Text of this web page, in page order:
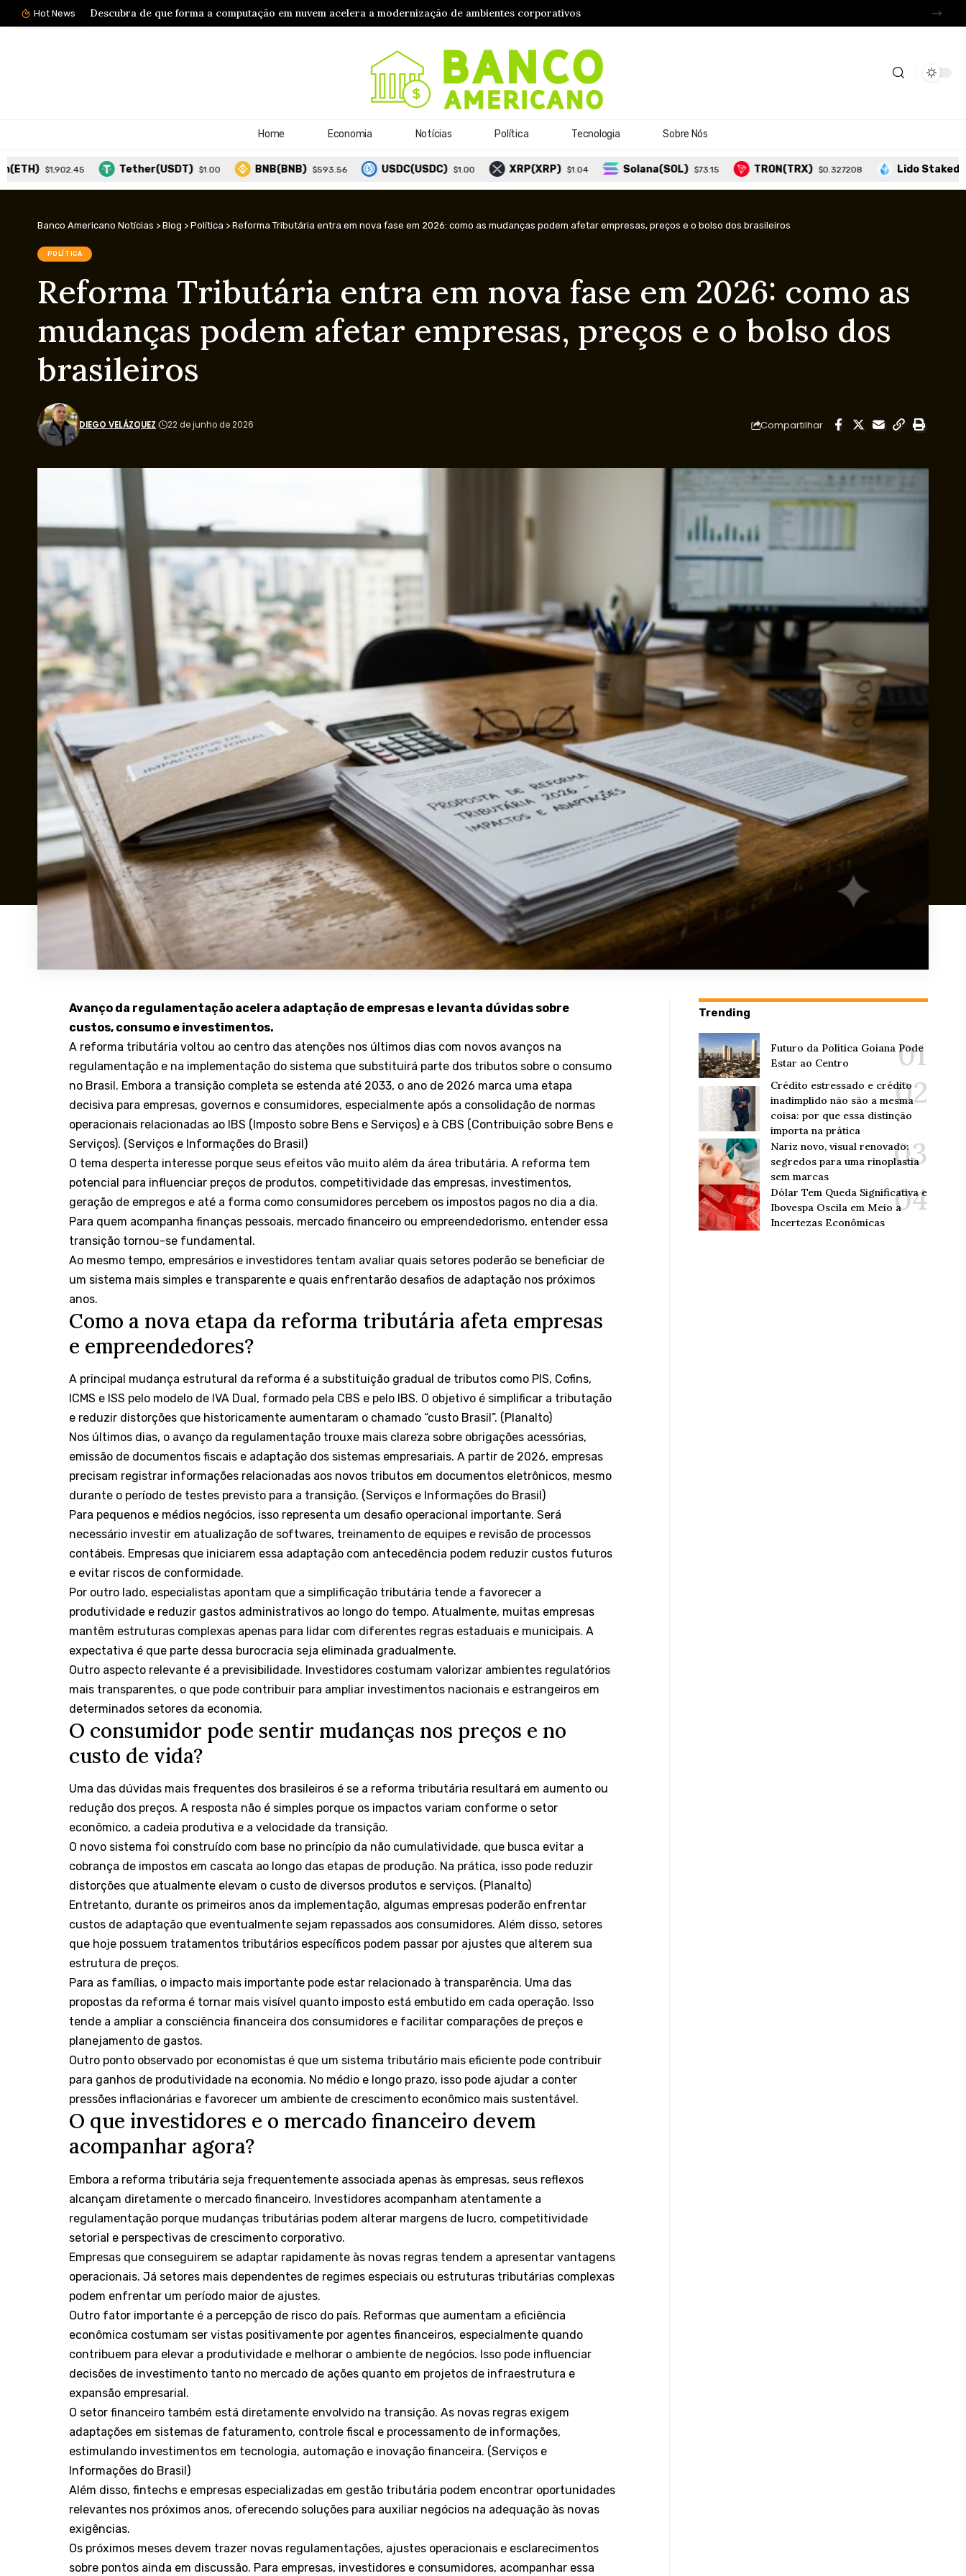
Hot News Planejamento estratégico empresarial: como empresas conectam decisões financeiras e crescimento sustentável?
Home Economia Notícias Política Tecnologia Sobre Nós
Tether(USDT) $1.00 BNB(BNB) $593.56 USDC(USDC) $1.00 XRP(XRP) $1.04 Solana(SOL) $73.15 TRON(TRX) $0.327208 Lido Staked
Banco Americano Notícias > Blog > Política > Reforma Tributária entra em nova fase em 2026: como as mudanças podem afetar empresas, preços e o bolso dos brasileiros
POLÍTICA
Reforma Tributária entra em nova fase em 2026: como as
mudanças podem afetar empresas, preços e o bolso dos
brasileiros
DIEGO VELÁZQUEZ 22 de junho de 2026 Compartilhar
Avanço da regulamentação acelera adaptação de empresas e levanta dúvidas sobre
custos, consumo e investimentos.
A reforma tributária voltou ao centro das atenções nos últimos dias com novos avanços na
regulamentação e na implementação do sistema que substituirá parte dos tributos sobre o consumo
no Brasil. Embora a transição completa se estenda até 2033, o ano de 2026 marca uma etapa
decisiva para empresas, governos e consumidores, especialmente após a consolidação de normas
operacionais relacionadas ao IBS (Imposto sobre Bens e Serviços) e à CBS (Contribuição sobre Bens e
Serviços). (Serviços e Informações do Brasil)
O tema desperta interesse porque seus efeitos vão muito além da área tributária. A reforma tem
potencial para influenciar preços de produtos, competitividade das empresas, investimentos,
geração de empregos e até a forma como consumidores percebem os impostos pagos no dia a dia.
Para quem acompanha finanças pessoais, mercado financeiro ou empreendedorismo, entender essa
transição tornou-se fundamental.
Ao mesmo tempo, empresários e investidores tentam avaliar quais setores poderão se beneficiar de
um sistema mais simples e transparente e quais enfrentarão desafios de adaptação nos próximos
anos.
Como a nova etapa da reforma tributária afeta empresas
e empreendedores?
A principal mudança estrutural da reforma é a substituição gradual de tributos como PIS, Cofins,
ICMS e ISS pelo modelo de IVA Dual, formado pela CBS e pelo IBS. O objetivo é simplificar a tributação
e reduzir distorções que historicamente aumentaram o chamado “custo Brasil”. (Planalto)
Nos últimos dias, o avanço da regulamentação trouxe mais clareza sobre obrigações acessórias,
emissão de documentos fiscais e adaptação dos sistemas empresariais. A partir de 2026, empresas
precisam registrar informações relacionadas aos novos tributos em documentos eletrônicos, mesmo
durante o período de testes previsto para a transição. (Serviços e Informações do Brasil)
Para pequenos e médios negócios, isso representa um desafio operacional importante. Será
necessário investir em atualização de softwares, treinamento de equipes e revisão de processos
contábeis. Empresas que iniciarem essa adaptação com antecedência podem reduzir custos futuros
e evitar riscos de conformidade.
Por outro lado, especialistas apontam que a simplificação tributária tende a favorecer a
produtividade e reduzir gastos administrativos ao longo do tempo. Atualmente, muitas empresas
mantêm estruturas complexas apenas para lidar com diferentes regras estaduais e municipais. A
expectativa é que parte dessa burocracia seja eliminada gradualmente.
Outro aspecto relevante é a previsibilidade. Investidores costumam valorizar ambientes regulatórios
mais transparentes, o que pode contribuir para ampliar investimentos nacionais e estrangeiros em
determinados setores da economia.
O consumidor pode sentir mudanças nos preços e no
custo de vida?
Uma das dúvidas mais frequentes dos brasileiros é se a reforma tributária resultará em aumento ou
redução dos preços. A resposta não é simples porque os impactos variam conforme o setor
econômico, a cadeia produtiva e a velocidade da transição.
O novo sistema foi construído com base no princípio da não cumulatividade, que busca evitar a
cobrança de impostos em cascata ao longo das etapas de produção. Na prática, isso pode reduzir
distorções que atualmente elevam o custo de diversos produtos e serviços. ( Planalto)
Entretanto, durante os primeiros anos da implementação, algumas empresas poderão enfrentar
custos de adaptação que eventualmente sejam repassados aos consumidores. Além disso, setores
que hoje possuem tratamentos tributários específicos podem passar por ajustes que alterem sua
estrutura de preços.
Para as famílias, o impacto mais importante pode estar relacionado à transparência. Uma das
propostas da reforma é tornar mais visível quanto imposto está embutido em cada operação. Isso
tende a ampliar a consciência financeira dos consumidores e facilitar comparações de preços e
planejamento de gastos.
Outro ponto observado por economistas é que um sistema tributário mais eficiente pode contribuir
para ganhos de produtividade na economia. No médio e longo prazo, isso pode ajudar a conter
pressões inflacionárias e favorecer um ambiente de crescimento econômico mais sustentável.
O que investidores e o mercado financeiro devem
acompanhar agora?
Embora a reforma tributária seja frequentemente associada apenas às empresas, seus reflexos
alcançam diretamente o mercado financeiro. Investidores acompanham atentamente a
regulamentação porque mudanças tributárias podem alterar margens de lucro, competitividade
setorial e perspectivas de crescimento corporativo.
Empresas que conseguirem se adaptar rapidamente às novas regras tendem a apresentar vantagens
operacionais. Já setores mais dependentes de regimes especiais ou estruturas tributárias complexas
podem enfrentar um período maior de ajustes.
Outro fator importante é a percepção de risco do país. Reformas que aumentam a eficiência
econômica costumam ser vistas positivamente por agentes financeiros, especialmente quando
contribuem para elevar a produtividade e melhorar o ambiente de negócios. Isso pode influenciar
decisões de investimento tanto no mercado de ações quanto em projetos de infraestrutura e
expansão empresarial.
O setor financeiro também está diretamente envolvido na transição. As novas regras exigem
adaptações em sistemas de faturamento, controle fiscal e processamento de informações,
estimulando investimentos em tecnologia, automação e inovação financeira. (Serviços e
Informações do Brasil)
Além disso, fintechs e empresas especializadas em gestão tributária podem encontrar oportunidades
relevantes nos próximos anos, oferecendo soluções para auxiliar negócios na adequação às novas
exigências.
Os próximos meses devem trazer novas regulamentações, ajustes operacionais e esclarecimentos
sobre pontos ainda em discussão. Para empresas, investidores e consumidores, acompanhar essa
Trending
Futuro da Política Goiana Pode
Estar ao Centro
Crédito estressado e crédito
inadimplido não são a mesma
coisa: por que essa distinção
importa na prática
Nariz novo, visual renovado:
segredos para uma rinoplastia
sem marcas
Dólar Tem Queda Significativa e
Ibovespa Oscila em Meio a
Incertezas Econômicas